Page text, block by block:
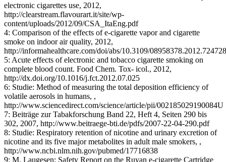
electronic cigarettes use, 2012,
http://clearstream.flavourart.it/site/wp-
content/uploads/2012/09/CSA_ItaEng.pdf
4: Comparison of the effects of e-cigarette vapor and cigarette
smoke on indoor air quality, 2012,
http://informahealthcare.com/doi/abs/10.3109/08958378.2012.724728
5: Acute effects of electronic and tobacco cigarette smoking on
complete blood count. Food Chem. Tox- icol., 2012,
http://dx.doi.org/10.1016/j.fct.2012.07.025
6: Studie: Method of measuring the total deposition efficiency of
volatile aerosols in humans, ,
http://www.sciencedirect.com/science/article/pii/002185029190084U
7: Beiträge zur Tabakforschung Band 22, Heft 4, Seiten 290 bis
302, 2007, http://www.beitraege-bti.de/pdfs/2007-22-04-290.pdf
8: Studie: Respiratory retention of nicotine and urinary excretion of
nicotine and its five major metabolites in adult male smokers, ,
http://www.ncbi.nlm.nih.gov/pubmed/17716838
9: M. Laugesen: Safety Report on the Ruyan e-cigarette Cartridge